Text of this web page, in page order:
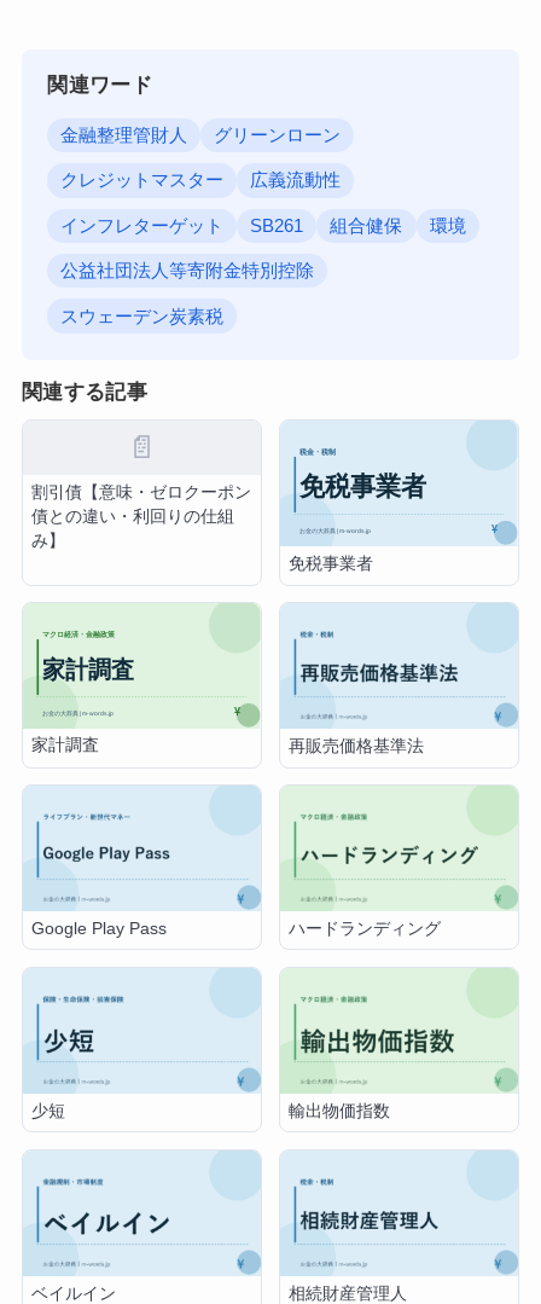
関連ワード
金融整理管財人 グリーンローン
クレジットマスター 広義流動性
インフレターゲット SB261 組合健保 環境
公益社団法人等寄附金特別控除
スウェーデン炭素税
関連する記事
📄
割引債【意味・ゼロクーポン
債との違い・利回りの仕組
み】
免税事業者
家計調査 再販売価格基準法
Google Play Pass ハードランディング
少短 輸出物価指数
ベイルイン 相続財産管理人